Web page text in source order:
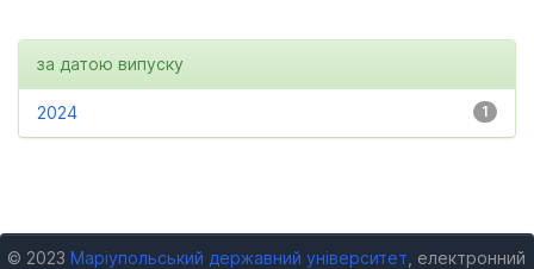
за датою випуску
1
2024
© 2023 Маріупольський державний університет , електронний